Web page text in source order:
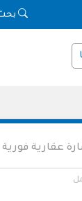
عقارية فورية